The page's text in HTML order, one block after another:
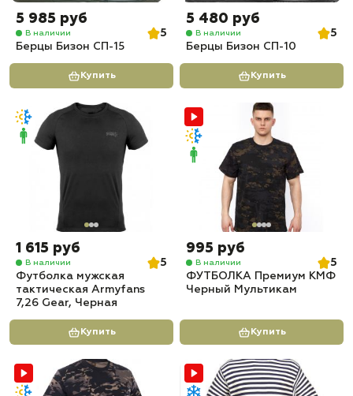
5 985 руб
В наличии
5
Берцы Бизон СП-15
Купить
5 480 руб
В наличии
5
Берцы Бизон СП-10
Купить
1 615 руб
В наличии
5
Футболка мужская
тактическая Armyfans
7,26 Gear, Черная
Купить
995 руб
В наличии
5
ФУТБОЛКА Премиум КМФ
Черный Мультикам
Купить